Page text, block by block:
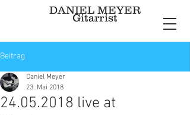
DANIEL MEYER
Gitarrist
Beitrag
24.05.2018 live at
Daniel Meyer
23. Mai 2018